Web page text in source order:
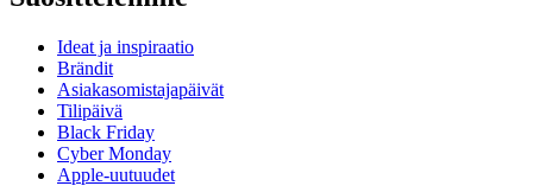
Ideat ja inspiraatio
Brändit
Asiakasomistajapäivät
Tilipäivä
Black Friday
Cyber Monday
Apple-uutuudet